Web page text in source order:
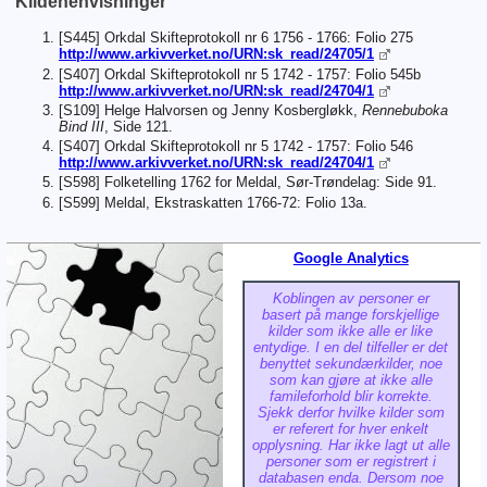
[S445] Orkdal Skifteprotokoll nr 6 1756 - 1766: Folio 275
http://www.arkivverket.no/URN:sk_read/24705/1
[S407] Orkdal Skifteprotokoll nr 5 1742 - 1757: Folio 545b
http://www.arkivverket.no/URN:sk_read/24704/1
[S109] Helge Halvorsen og Jenny Kosbergløkk, Rennebuboka
Bind III , Side 121.
[S407] Orkdal Skifteprotokoll nr 5 1742 - 1757: Folio 546
http://www.arkivverket.no/URN:sk_read/24704/1
[S598] Folketelling 1762 for Meldal, Sør-Trøndelag: Side 91.
[S599] Meldal, Ekstraskatten 1766-72: Folio 13a.
Google Analytics
Koblingen av personer er
basert på mange forskjellige
kilder som ikke alle er like
entydige. I en del tilfeller er det
benyttet sekundærkilder, noe
som kan gjøre at ikke alle
famileforhold blir korrekte.
Sjekk derfor hvilke kilder som
er referert for hver enkelt
opplysning. Har ikke lagt ut alle
personer som er registrert i
databasen enda. Dersom noe